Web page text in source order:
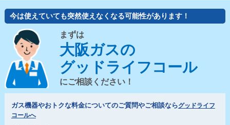
今は使えていても突然使えなくなる可能性があります！
まずは
大阪ガスの
グッドライフコール
にご相談ください！
ガス機器やおトクな料金についてのご質問やご相談ならグッドライフ
コールへ